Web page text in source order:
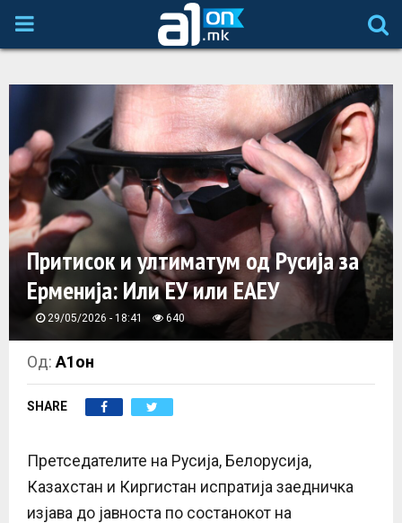
P
M
A
R
M
E
N
U
Притисок и ултиматум од Русија за
Ерменија: Или ЕУ или ЕАЕУ
29/05/2026 - 18:41 640
Од:А1он
SHARE
Претседателите на Русија, Белорусија,
Казахстан и Киргистан испратија заедничка
изјава до јавноста по состанокот на